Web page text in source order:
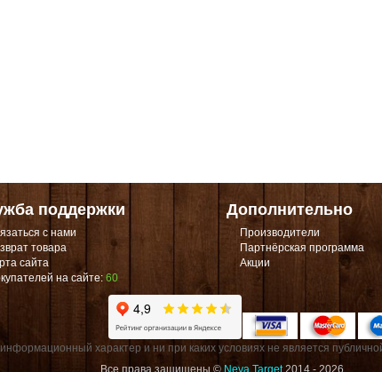
поддержки
с нами
товара
сайта
на сайте: 60
Дополнительно
Производители
Партнёрская программа
Акции
характер и ни при каких условиях не является
Все права защищены © Neva Target2014 - 2026